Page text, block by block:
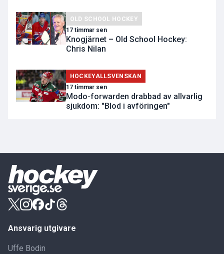
OLD SCHOOL HOCKEY
17 timmar sen
Knogjärnet – Old School Hockey:
Chris Nilan
HOCKEYALLSVENSKAN
17 timmar sen
Modo-forwarden drabbad av allvarlig
sjukdom: "Blod i avföringen"
Ansvarig utgivare
Uffe Bodin